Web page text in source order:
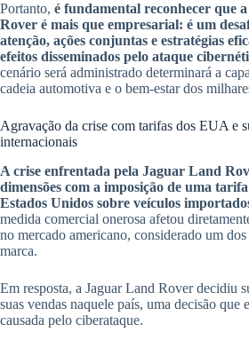
Portanto, é fundamental reconhecer que
Rover é mais que empresarial: é um
atenção, ações conjuntas e estratégias
efeitos disseminados pelo ataque
cenário será administrado determinará a
cadeia automotiva e o bem-estar dos
Agravação da crise com tarifas dos EUA e
internacionais
A crise enfrentada pela Jaguar Land
dimensões com a imposição de uma
Estados Unidos sobre veículos
medida comercial onerosa afetou
no mercado americano, considerado um
marca.
Em resposta, a Jaguar Land Rover decidiu
suas vendas naquele país, uma decisão que
causada pelo ciberataque.